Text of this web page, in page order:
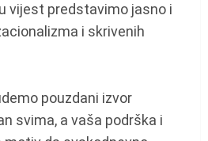
vijest predstavimo jasno i
i skrivenih
pouzdani izvor
svima, a vaša podrška i